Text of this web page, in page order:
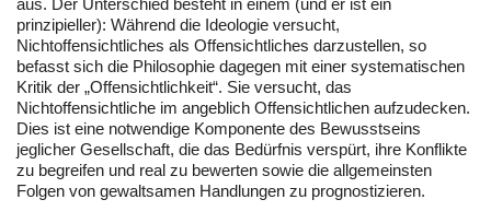
aus. Der Unterschied besteht in einem (und er ist ein
prinzipieller): Während die Ideologie versucht,
Nichtoffensichtliches als Offensichtliches darzustellen, so
befasst sich die Philosophie dagegen mit einer systematischen
Kritik der „Offensichtlichkeit“. Sie versucht, das
Nichtoffensichtliche im angeblich Offensichtlichen aufzudecken.
Dies ist eine notwendige Komponente des Bewusstseins
jeglicher Gesellschaft, die das Bedürfnis verspürt, ihre Konflikte
zu begreifen und real zu bewerten sowie die allgemeinsten
Folgen von gewaltsamen Handlungen zu prognostizieren.